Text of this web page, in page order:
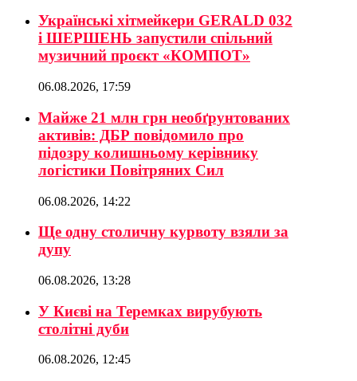
Українські хітмейкери GERALD 032
і ШЕРШЕНЬ запустили спільний
музичний проєкт «КОМПОТ»
06.08.2026, 17:59
Майже 21 млн грн необґрунтованих
активів: ДБР повідомило про
підозру колишньому керівнику
логістики Повітряних Сил
06.08.2026, 14:22
Ще одну столичну курвоту взяли за
дупу
06.08.2026, 13:28
У Києві на Теремках вирубують
столітні дуби
06.08.2026, 12:45